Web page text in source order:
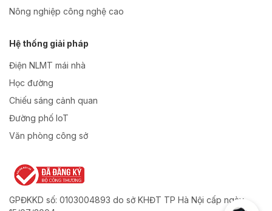
Nông nghiệp công nghệ cao
Hệ thống giải pháp
Điện NLMT mái nhà
Học đường
Chiếu sáng cảnh quan
Đường phố IoT
Văn phòng công sở
GPĐKKD số: 0103004893 do sở KHĐT TP Hà Nội cấp ngày